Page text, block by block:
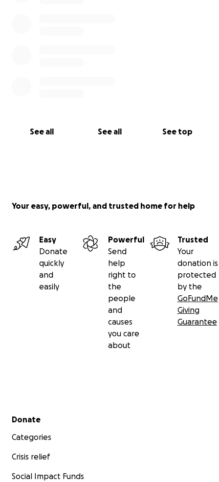
See all See all See top
Your easy, powerful, and trusted home for help
Easy
Donate
quickly
and
easily
Powerful
Send
help
right to
the
people
and
causes
you care
about
Trusted
Your
donation is
protected
by the
GoFundMe
Giving
Guarantee
Secondary menu
Donate
Categories
Crisis relief
Social Impact Funds